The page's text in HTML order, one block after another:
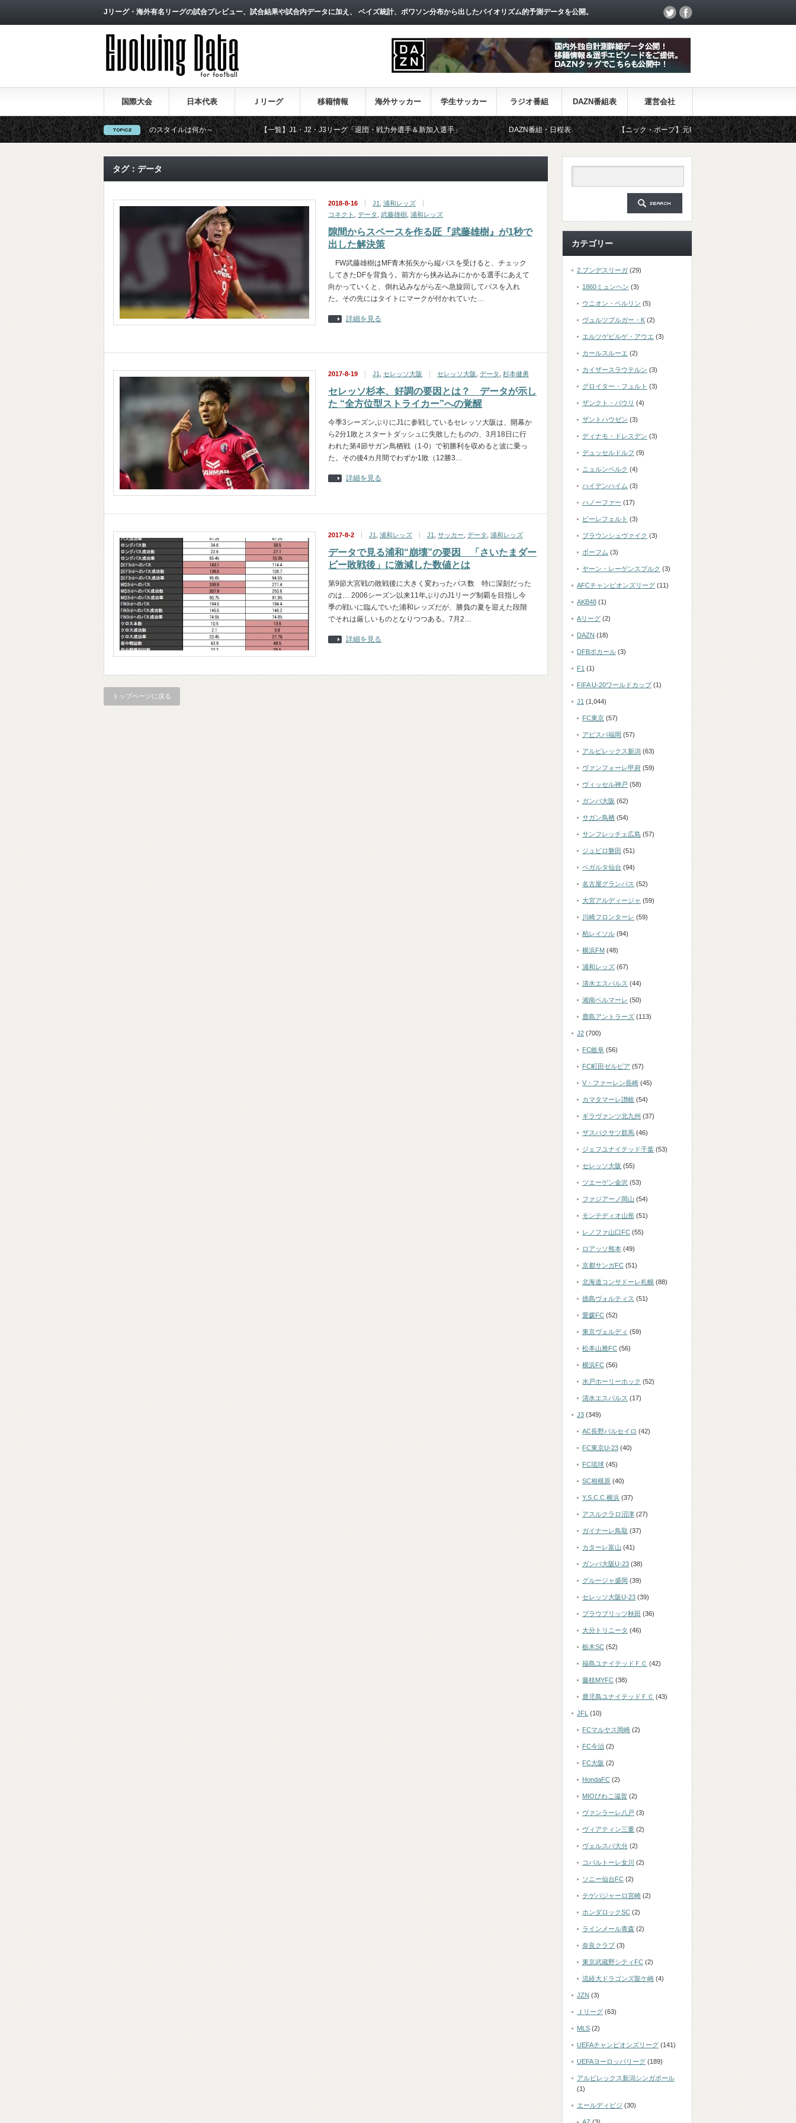
Jリーグ・海外有名リーグの試合プレビュー、試合結果や試合内データに加え、 ベイズ統計、ポワソン分布から出したバイオリズム的予測データを公開。
国際大会 日本代表 Ｊリーグ 移籍情報 海外サッカー 学生サッカー ラジオ番組 DAZN番組表 運営会社
１）～西野朗新監督がサッカーのスタイルは何か～ 【一覧】J1・J2・J3リーグ「退団・戦力外選手＆新加入選手」 DAZN番組・日程表 【ニック・ポープ】元8部GK、イングランド代表に初選出 ーようや
タグ：データ
2018-8-16 J1
浦和レッズ
コネクト
データ 武藤雄樹 浦和レッズ
隙間からスペースを作る匠『武藤雄樹』が1秒で
出した解決策
FW武藤雄樹はMF青木拓矢から縦パスを受けると、チェック
してきたDFを背負う。前方から挟み込みにかかる選手にあえて
向かっていくと、倒れ込みながら左へ急旋回してパスを入れ
た。その先にはタイトにマークが付かれていた…
詳細を見る
2017-8-19 J1 セレッソ大阪 セレッソ大阪 データ 杉本健勇
セレッソ杉本、好調の要因とは？ データが示し
た “全方位型ストライカー”への覚醒
今季3シーズンぶりにJ1に参戦しているセレッソ大阪は、開幕か
ら2分1敗とスタートダッシュに失敗したものの、3月18日に行
われた第4節サガン鳥栖戦（1-0）で初勝利を収めると波に乗っ
た。その後4カ月間でわずか1敗（12勝3…
詳細を見る
2017-8-2 J1 浦和レッズ J1 サッカー データ 浦和レッズ
データで見る浦和“崩壊”の要因 「さいたまダー
ビー敗戦後」に激減した数値とは
第9節大宮戦の敗戦後に大きく変わったパス数 特に深刻だった
のは… 2006シーズン以来11年ぶりのJ1リーグ制覇を目指し今
季の戦いに臨んでいた浦和レッズだが、勝負の夏を迎えた段階
でそれは厳しいものとなりつつある。7月2…
詳細を見る
トップページに戻る
カテゴリー
2.ブンデスリーガ (29)
1860ミュンヘン (3)
ウニオン・ベルリン (5)
ヴュルツブルガー・K (2)
エルツゲビルゲ・アウエ (3)
カールスルーエ (2)
カイザースラウテルン (3)
グロイター・フュルト (3)
ザンクト・パウリ (4)
ザントハウゼン (3)
ディナモ・ドレスデン (3)
デュッセルドルフ (9)
ニュルンベルク (4)
ハイデンハイム (3)
ハノーファー (17)
ビーレフェルト (3)
ブラウンシュヴァイク (3)
ボーフム (3)
ヤーン・レーゲンスブルク (3)
AFCチャンピオンズリーグ (11)
AKB48 (1)
Aリーグ (2)
DAZN (18)
DFBポカール (3)
F1 (1)
FIFA U-20ワールドカップ(1)
J1 (1,044)
FC東京 (57)
アビスパ福岡 (57)
アルビレックス新潟 (63)
ヴァンフォーレ甲府 (59)
ヴィッセル神戸 (58)
ガンバ大阪 (62)
サガン鳥栖 (54)
サンフレッチェ広島 (57)
ジュビロ磐田 (51)
ベガルタ仙台 (94)
名古屋グランパス (52)
大宮アルディージャ (59)
川崎フロンターレ (59)
柏レイソル (94)
横浜FM (48)
浦和レッズ (67)
清水エスパルス (44)
湘南ベルマーレ (50)
鹿島アントラーズ (113)
J2 (700)
FC岐阜 (56)
FC町田ゼルビア (57)
V・ファーレン長崎 (45)
カマタマーレ讃岐 (54)
ギラヴァンツ北九州 (37)
ザスパクサツ群馬 (46)
ジェフユナイテッド千葉 (53)
セレッソ大阪 (55)
ツエーゲン金沢 (53)
ファジアーノ岡山 (54)
モンテディオ山形 (51)
レノファ山口FC (55)
ロアッソ熊本 (49)
京都サンガFC (51)
北海道コンサドーレ札幌 (88)
徳島ヴォルティス (51)
愛媛FC (52)
東京ヴェルディ (59)
松本山雅FC (56)
横浜FC (56)
水戸ホーリーホック (52)
清水エスパルス (17)
J3 (349)
AC長野パルセイロ (42)
FC東京U-23 (40)
FC琉球 (45)
SC相模原 (40)
Y.S.C.C.横浜 (37)
アスルクラロ沼津 (27)
ガイナーレ鳥取 (37)
カターレ富山 (41)
ガンバ大阪U-23 (38)
グルージャ盛岡 (39)
セレッソ大阪U-23 (39)
ブラウブリッツ秋田 (36)
大分トリニータ (46)
栃木SC (52)
福島ユナイテッドＦＣ (42)
藤枝MYFC (38)
鹿児島ユナイテッドＦＣ (43)
JFL (10)
FCマルヤス岡崎 (2)
FC今治 (2)
FC大阪 (2)
HondaFC (2)
MIOびわこ滋賀 (2)
ヴァンラーレ八戸 (3)
ヴィアティン三重 (2)
ヴェルスパ大分 (2)
コバルトーレ女川 (2)
ソニー仙台FC (2)
テゲバジャーロ宮崎 (2)
ホンダロックSC (2)
ラインメール青森 (2)
奈良クラブ (3)
東京武蔵野シティFC (2)
流経大ドラゴンズ龍ケ崎 (4)
JZN (3)
Ｊリーグ (63)
MLS (2)
UEFAチャンピオンズリーグ (141)
UEFAヨーロッパリーグ (189)
アルビレックス新潟シンガポール
(1)
エールディビジ (30)